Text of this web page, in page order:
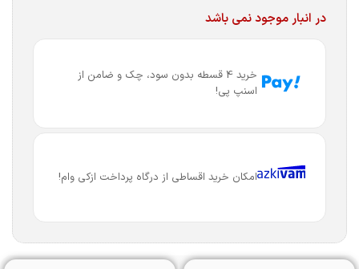
در انبار موجود نمی باشد
خرید 4 قسطه بدون سود، چک و ضامن از
اسنپ پی!
امکان خرید اقساطی از درگاه پرداخت ازکی وام!